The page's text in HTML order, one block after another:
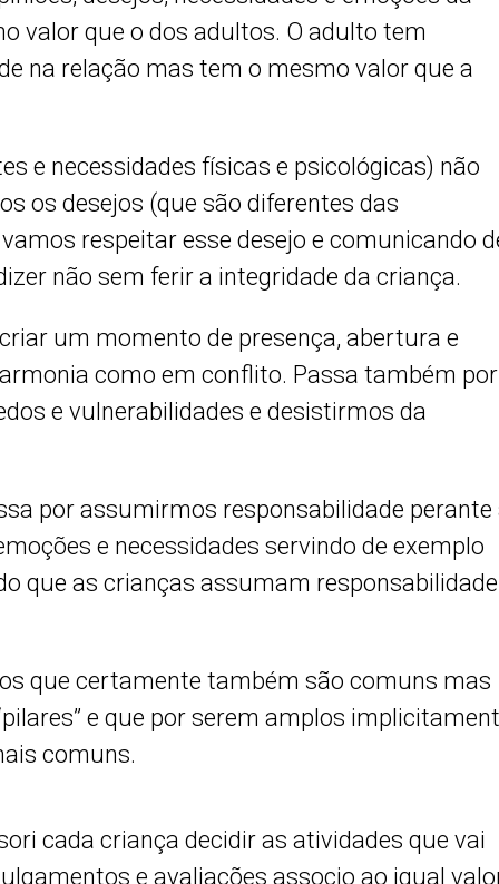
valor que o dos adultos. O adulto tem
na relação mas tem o mesmo valor que a
e necessidades físicas e psicológicas) não
os desejos (que são diferentes das
respeitar esse desejo e comunicando
não sem ferir a integridade da criança.
um momento de presença, abertura e
como em conflito. Passa também por
e vulnerabilidades e desistirmos da
por assumirmos responsabilidade perante
e necessidades servindo de exemplo
que as crianças assumam responsabilidade
que certamente também são comuns mas
e que por serem amplos
comuns.
cada criança decidir as atividades que vai
e avaliações associo ao igual